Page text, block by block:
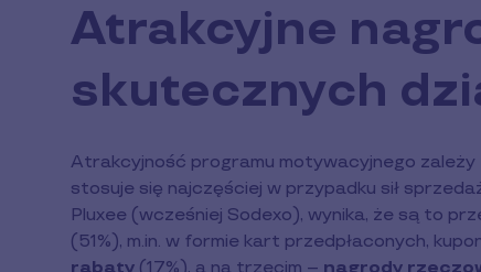
Atrakcyjne
skutecznych
Atrakcyjność programu motywacyjnego zależy
stosuje się najczęściej w przypadku sił
Pluxee (wcześniej Sodexo), wynika, że są to
(51%), m.in. w formie kart przedpłaconych,